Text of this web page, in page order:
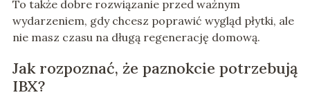
To także dobre rozwiązanie przed ważnym
wydarzeniem, gdy chcesz poprawić wygląd płytki, ale
nie masz czasu na długą regenerację domową.
Jak rozpoznać, że paznokcie potrzebują
IBX?